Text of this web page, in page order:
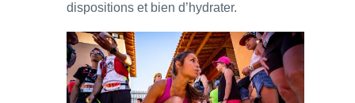
dispositions et bien d’hydrater.